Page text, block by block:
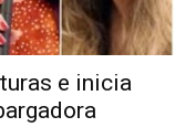
e inicia